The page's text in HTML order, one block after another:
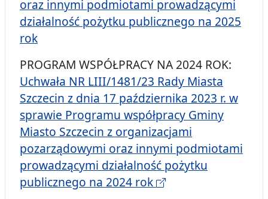
oraz innymi podmiotami prowadzącymi
działalność pożytku publicznego na 2025
rok
PROGRAM WSPÓŁPRACY NA 2024 ROK:
Uchwała NR LIII/1481/23 Rady Miasta
Szczecin z dnia 17 października 2023 r. w
sprawie Programu współpracy Gminy
Miasto Szczecin z organizacjami
pozarządowymi oraz innymi podmiotami
prowadzącymi działalność pożytku
publicznego na 2024 rok